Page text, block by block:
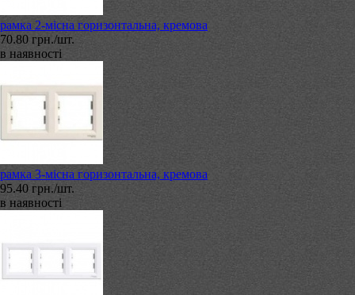
рамка 2-місна горизонтальна, кремова
70.80 грн./шт.
в наявності
рамка 3-місна горизонтальна, кремова
95.40 грн./шт.
в наявності